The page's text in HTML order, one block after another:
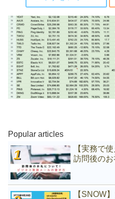
Popular articles
【実務で
訪問後の
【SNOW